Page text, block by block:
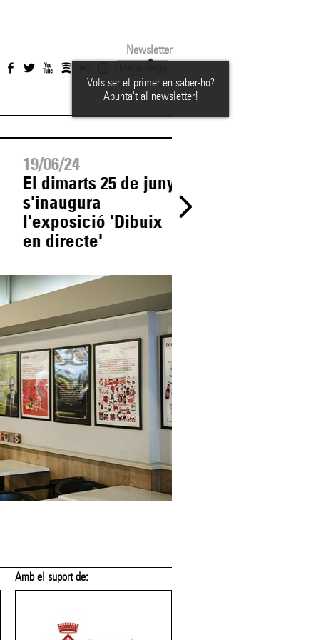
Newsletter
Vols ser el primer en saber-ho?
Apunta't al newsletter!
19/06/24
El dimarts 25 de juny
s'inaugura
l'exposició 'Dibuix
en directe'
Amb el suport de: